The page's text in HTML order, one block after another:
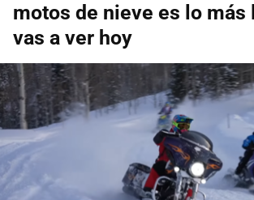
motos de nieve es lo más
vas a ver hoy